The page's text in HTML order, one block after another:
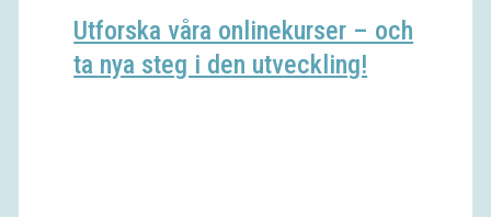
Utforska våra onlinekurser – och
ta nya steg i den utveckling!